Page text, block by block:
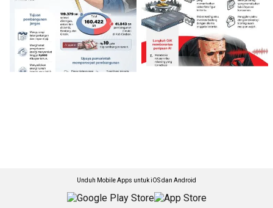
Unduh Mobile Apps untuk iOS dan Android